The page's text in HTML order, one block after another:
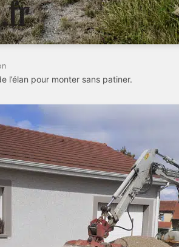
l’élan pour monter sans patiner.